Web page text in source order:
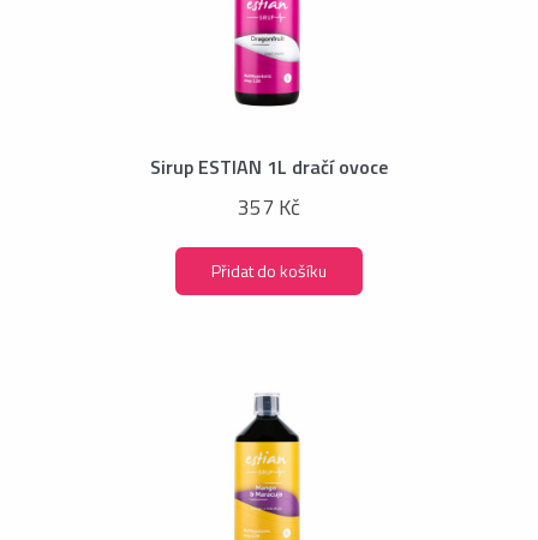
Sirup ESTIAN 1L dračí ovoce
357 Kč
Přidat do košíku